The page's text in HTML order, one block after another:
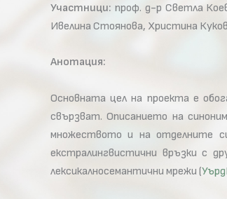
Участници: проф. д-р Светла
Ивелина Стояновa, Христина
Анотация:
Основната цел на проекта е
свързват. Описанието на
множеството и на отделните
екстралингвистични връзки с
лексикалносемантични мрежи (